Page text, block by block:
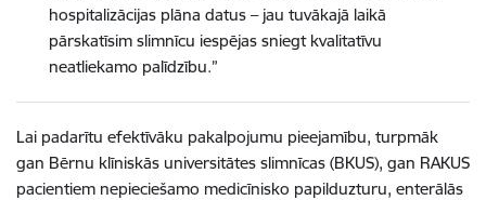
hospitalizācijas plāna datus – jau tuvākajā laikā
pārskatīsim slimnīcu iespējas sniegt kvalitatīvu
neatliekamo palīdzību.”
Lai padarītu efektīvāku pakalpojumu pieejamību, turpmāk
gan Bērnu klīniskās universitātes slimnīcas (BKUS), gan RAKUS
pacientiem nepieciešamo medicīnisko papilduzturu, enterālās